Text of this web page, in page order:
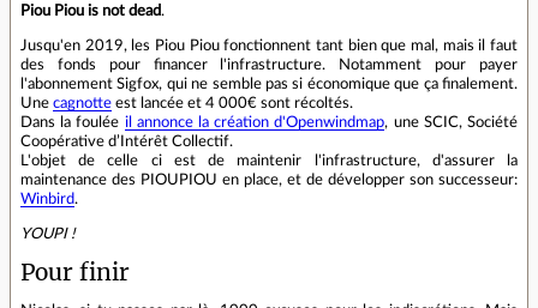
Piou Piou is not dead.
Jusqu'en 2019, les Piou Piou fonctionnent tant bien que mal, mais il faut
des fonds pour financer l'infrastructure. Notamment pour payer
l'abonnement Sigfox, qui ne semble pas si économique que ça finalement.
Une cagnotte est lancée et 4 000€ sont récoltés.
Dans la foulée il annonce la création d'Openwindmap, une SCIC, Société
Coopérative d’Intérêt Collectif.
L'objet de celle ci est de maintenir l'infrastructure, d'assurer la
maintenance des PIOUPIOU en place, et de développer son successeur:
Winbird.
YOUPI !
Pour finir